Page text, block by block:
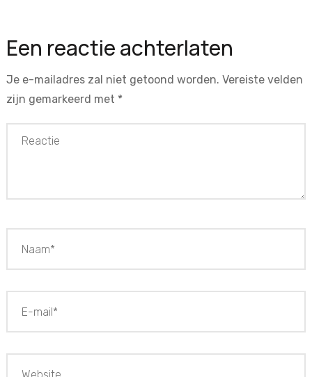
Een reactie achterlaten
Je e-mailadres zal niet getoond worden. Vereiste velden
zijn gemarkeerd met *